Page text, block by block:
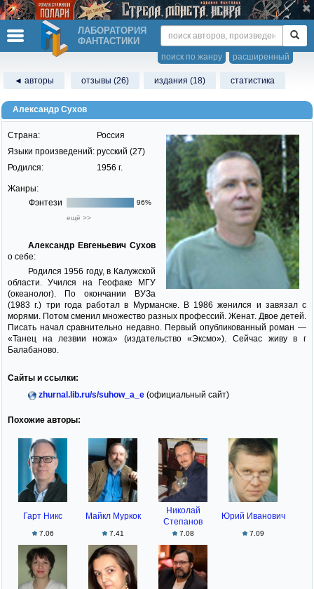
ЛАБОРАТОРИЯ
ФАНТАСТИКИ
расширенный
поиск по жанру
◄ авторы отзывы (26) издания (18) статистика
Александр Сухов
Страна:
Россия
Языки произведений: русский (27)
Родился:
1956 г.
Жанры:
Фэнтези
96%
ещё >>
Александр Евгеньевич Сухов
о себе:
Родился 1956 году, в Калужской
области. Учился на Геофаке МГУ
(океанолог). По окончании ВУЗа
(1983 г.) три года работал в Мурманске. В 1986 женился и завязал с
морями. Потом сменил множество разных профессий. Женат. Двое детей.
Писать начал сравнительно недавно. Первый опубликованный роман —
«Танец на лезвии ножа» (издательство «Эксмо»). Сейчас живу в г
Балабаново.
Сайты и ссылки:
zhurnal.lib.ru/s/suhow_a_e(официальный сайт)
Похожие авторы:
Гарт Никс
7.06
Майкл Муркок
7.41
Николай
Степанов
7.08
Юрий Иванович
7.09